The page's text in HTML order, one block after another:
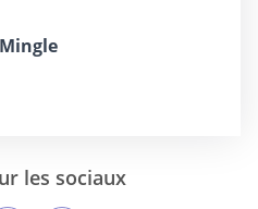
les sociaux